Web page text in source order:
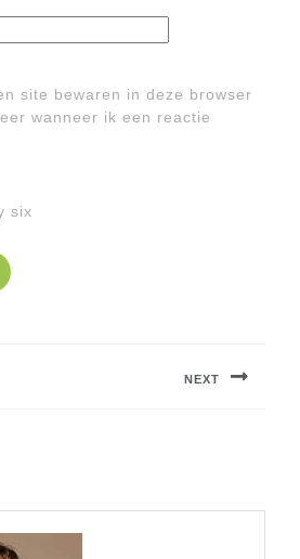
site bewaren in deze browser
wanneer ik een reactie
six
NEXT